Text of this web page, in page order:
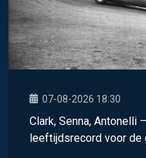
07-08-2026 18:30
Clark, Senna, Antonelli
leeftijdsrecord voor de